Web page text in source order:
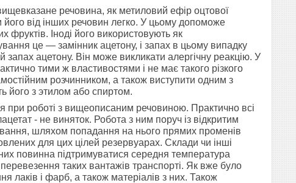
речовина, як метиловий ефір оцтової
його від інших речовин легко. У цьому допоможе
Іноді його використовують як
це — замінник ацетону, і запах в цьому випадку
ацетону. Він може викликати алергічну реакцію. У
тими ж властивостями і не має такого різкого
розчинником, а також виступити одним з
його з этилом або спиртом.
при роботі з вищеописаним речовиною. Практично всі
- не виняток. Робота з ним поруч із відкритим
шляхом попадання на нього прямих променів
для цих цілей резервуарах. Склади чи інші
повинна підтримуватися середня температура
таких вантажів транспорті. Як вже було
лаків і фарб, а також матеріалів з них. Також